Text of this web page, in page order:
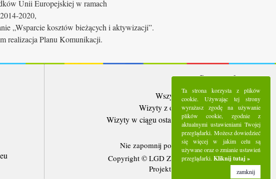
Unii Europejskiej w ramach
2020,
„Wsparcie kosztów bieżących i aktywizacji”.
realizacja Planu Komunikacji.
Statystyki:
Wszystkie wizyty: 5295825
Wizyty z ostatnich 30 dni: 98096
Wizyty w ciągu ostatniego tygodnia:
24167
Użytkownicy online: 3
Nie zapomnij polubić nas na Facebooku
Copyright © LGD Zielony Pierścień - 2016.
Projekt i wykonanie - Freeline.
Ta strona korzysta z plików
cookie. Używając tej strony
wyrażasz zgodę na używanie
plików cookie, zgodnie z
aktualnymi ustawieniami Twojej
przeglądarki. Możesz dowiedzieć
się więcej w jakim celu są
używane oraz o zmianie ustawień
przeglądarki. Kliknij tutaj »
zamknij